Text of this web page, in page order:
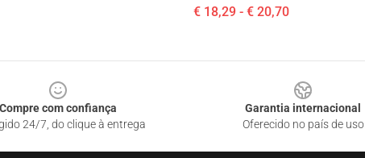
€ 18,29 - € 20,70
Compre com confiança
24/7, do clique à entrega
Garantia internacional
Oferecido no país de uso